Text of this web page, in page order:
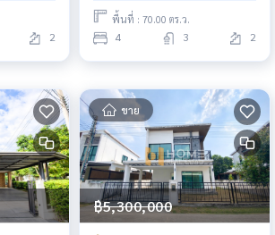
2
พื้นที่ : 70.00 ตร.ว.
4 3 2
ขาย
฿5,300,000